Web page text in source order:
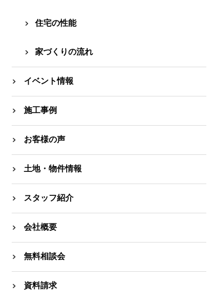
住宅の性能
家づくりの流れ
イベント情報
施工事例
お客様の声
土地・物件情報
スタッフ紹介
会社概要
無料相談会
資料請求